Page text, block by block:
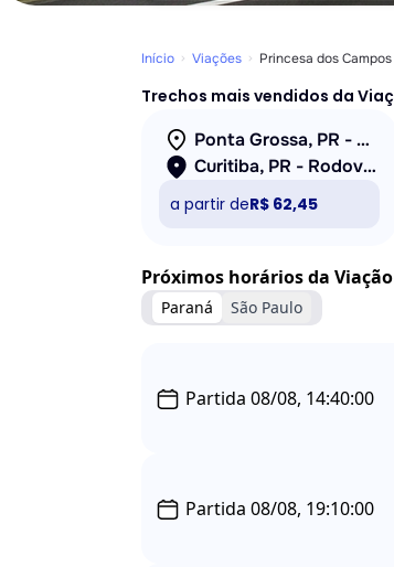
Início Viações Princesa dos Campos
Trechos mais vendidos da
Ponta Grossa, PR - Rodoviária
Curitiba, PR - Rodoviária
a partir deR$ 62,45
Próximos horários da
Paraná São Paulo
Partida 08/08, 14:40:00
Partida 08/08, 19:10:00